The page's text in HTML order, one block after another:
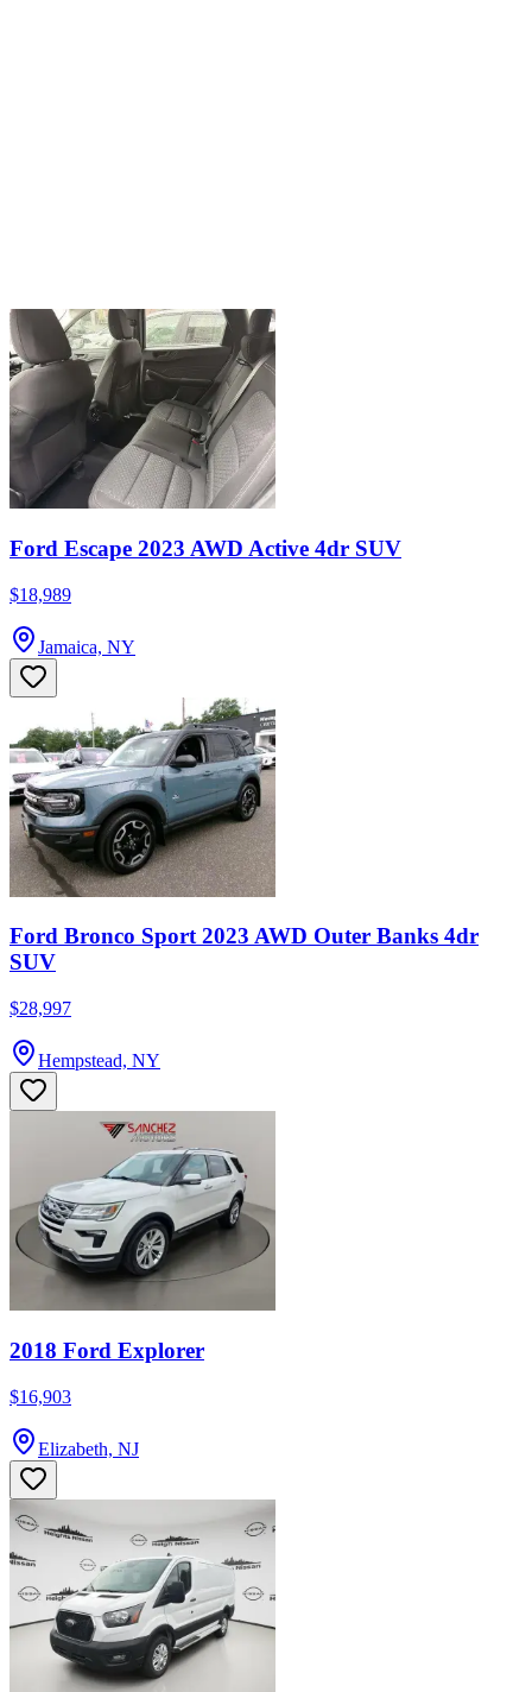
Ford Escape 2023 AWD Active 4dr SUV
$18,989
Jamaica, NY
Ford Bronco Sport 2023 AWD Outer Banks 4dr
SUV
$28,997
Hempstead, NY
2018 Ford Explorer
$16,903
Elizabeth, NJ